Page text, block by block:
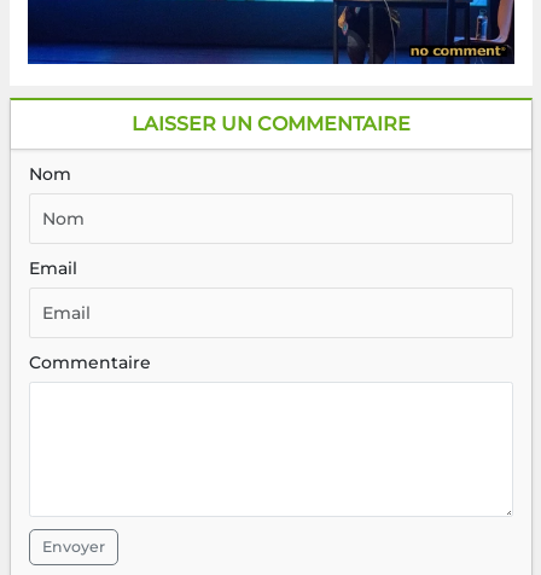
LAISSER UN COMMENTAIRE
Nom
Email
Commentaire
Envoyer